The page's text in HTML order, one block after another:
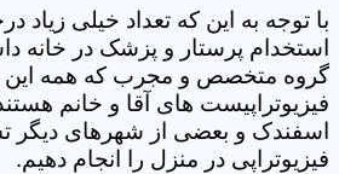
با توجه به این که تعداد خیلی زیاد
استخدام پرستار و پزشک در خانه
گروه متخصص و مجرب که همه این
فیزیوتراپیست های آقا و خانم
اسفندک و بعضی از شهرهای دیگر
فیزیوتراپی در منزل را انجام دهیم.